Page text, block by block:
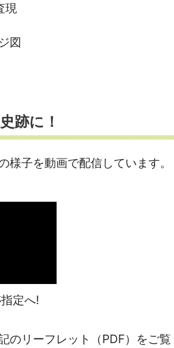
現
ジ図
跡に！
様子を動画で配信しています。
定へ!
のリーフレット（PDF）をご